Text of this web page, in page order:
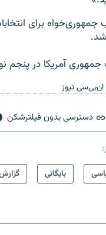
آمریکا در پنجم نوامبر سال ۲۰۲۴
ان‌بی‌سی نیوز
دسترسی بدون فیلترشکن
بایگانی